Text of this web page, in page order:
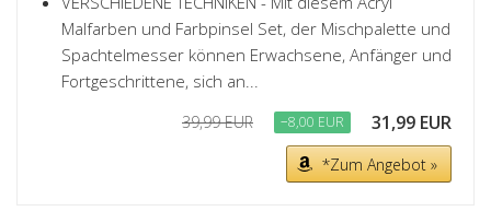
Malfarben und Farbpinsel Set, der Mischpalette und
Spachtelmesser können Erwachsene, Anfänger und
Fortgeschrittene, sich an...
39,99 EUR −8,00 EUR 31,99 EUR
*Zum Angebot »